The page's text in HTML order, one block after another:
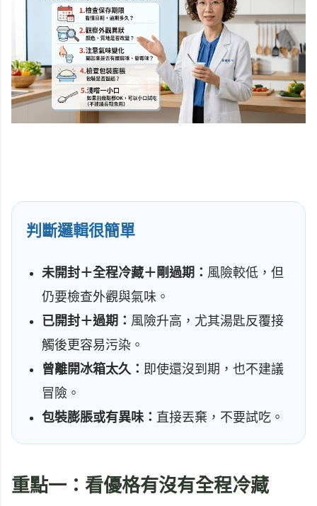
判斷邏輯很簡單
未開封＋全程冷藏＋剛過期： 風險較低，但
仍要檢查外觀與氣味。
已開封＋過期： 風險升高，尤其湯匙反覆接
觸後更容易污染。
曾離開冰箱太久： 即使還沒到期，也不建議
冒險。
包裝膨脹或有異味： 直接丟棄，不要試吃。
重點一：看優格有沒有全程冷藏